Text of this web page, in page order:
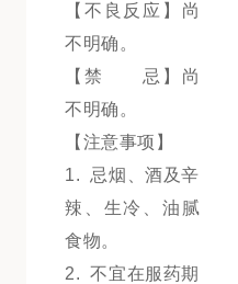
【不良反应】尚
不明确。
【禁 忌】尚
不明确。
【注意事项】
1. 忌烟、酒及辛
辣、生冷、油腻
食物。
2. 不宜在服药期